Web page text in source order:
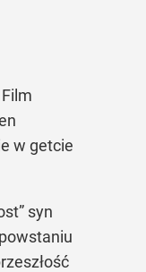
w getcie
syn